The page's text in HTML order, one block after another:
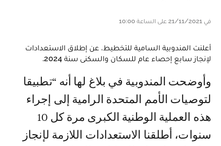
في 21/11/2021 على الساعة 10:00
أعلنت المندوبية السامية للتخطيط، عن إطلاق الاستعدادات
لإنجاز سابع إحصاء عام للسكان والسكنى سنة 2024.
وأوضحت المندوبية في بلاغ لها أنه “تطبيقا
لتوصيات الأمم المتحدة الرامية إلى إجراء
هذه العملية الوطنية الكبرى مرة كل 10
سنوات، أطلقنا الاستعدادات اللازمة لإنجاز